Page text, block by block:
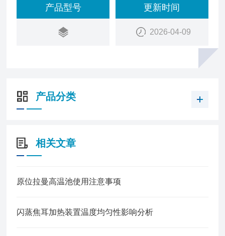
进行定性或定量分析。
产品型号 更新时间
2026-04-09
产品分类
相关文章
原位拉曼高温池使用注意事项
闪蒸焦耳加热装置温度均匀性影响分析